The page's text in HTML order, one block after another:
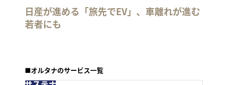
日産が進める「旅先でEV」、車離れが進む
若者にも
■オルタナのサービス一覧